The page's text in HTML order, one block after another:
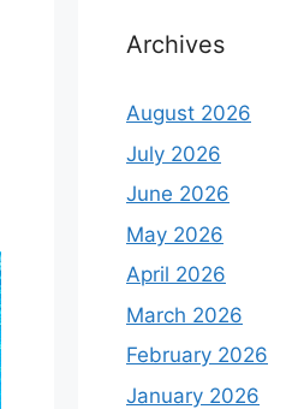
Archives
August 2026
July 2026
June 2026
May 2026
April 2026
March 2026
February 2026
January 2026